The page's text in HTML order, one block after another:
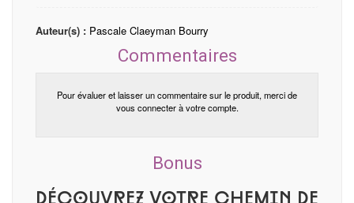
Auteur(s) : Pascale Claeyman Bourry
Commentaires
Pour évaluer et laisser un commentaire sur le produit, merci de
vous connecter à votre compte.
Bonus
Découvrez votre chemin de